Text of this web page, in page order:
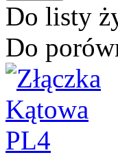
Do listy
Do